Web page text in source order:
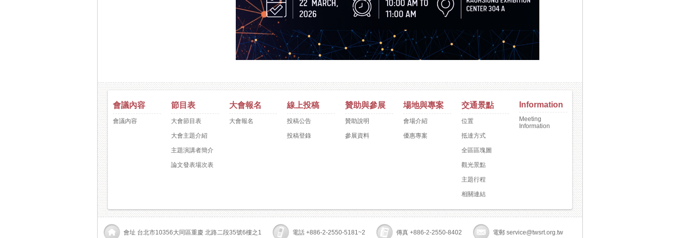
會議內容
會議內容
節目表
大會節目表
大會主題介紹
主題演講者簡介
論文發表場次表
大會報名
大會報名
線上投稿
投稿公告
投稿登錄
贊助與參展
贊助說明
參展資料
場地與專案
會場介紹
優惠專案
交通景點
位置
抵達方式
全區區塊圖
觀光景點
主題行程
相關連結
Information
Meeting
Information
會址 台北市10356大同區重慶 北路二段35號6樓之1 電話 +886-2-2550-5181~2 傳真 +886-2-2550-8402 電郵 service@twsrt.org.tw